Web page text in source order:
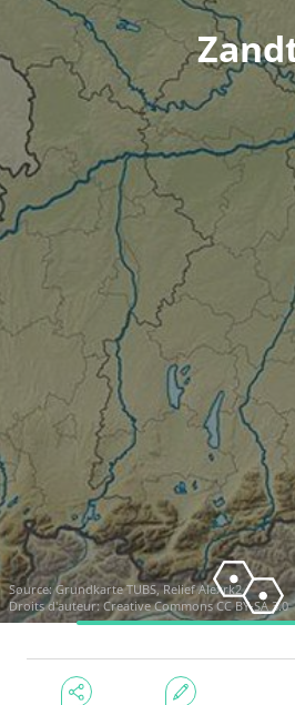
Source:Grundkarte TUBS, Relief Alexrk2
Droits d'auteur: Creative Commons CC BY-SA 3.0